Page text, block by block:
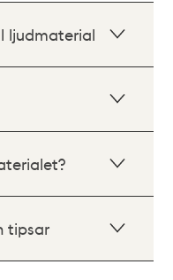
ljudmaterial
tipsar